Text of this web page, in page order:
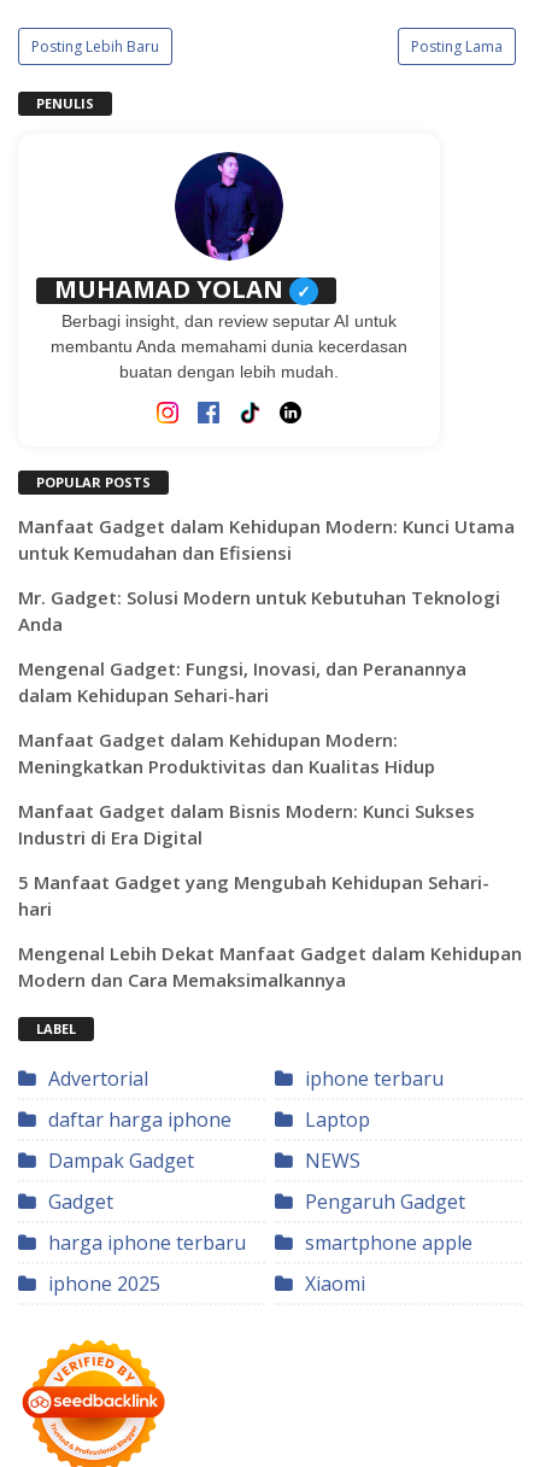
Posting Lebih Baru Posting Lama
PENULIS
MUHAMAD YOLAN ✓
Berbagi insight, dan review seputar AI untuk
membantu Anda memahami dunia kecerdasan
buatan dengan lebih mudah.
POPULAR POSTS
Manfaat Gadget dalam Kehidupan Modern: Kunci Utama
untuk Kemudahan dan Efisiensi
Mr. Gadget: Solusi Modern untuk Kebutuhan Teknologi
Anda
Mengenal Gadget: Fungsi, Inovasi, dan Peranannya
dalam Kehidupan Sehari-hari
Manfaat Gadget dalam Kehidupan Modern:
Meningkatkan Produktivitas dan Kualitas Hidup
Manfaat Gadget dalam Bisnis Modern: Kunci Sukses
Industri di Era Digital
5 Manfaat Gadget yang Mengubah Kehidupan Sehari-
hari
Mengenal Lebih Dekat Manfaat Gadget dalam Kehidupan
Modern dan Cara Memaksimalkannya
LABEL
Advertorial
daftar harga iphone
Dampak Gadget
Gadget
harga iphone terbaru
iphone 2025
iphone terbaru
Laptop
NEWS
Pengaruh Gadget
smartphone apple
Xiaomi